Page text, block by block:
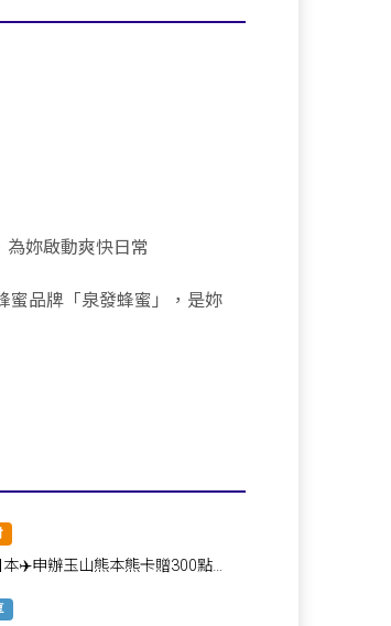
為妳啟動爽快日常
蜜品牌「泉發蜂蜜」，是妳
✈️申辦玉山熊本熊卡贈300點，